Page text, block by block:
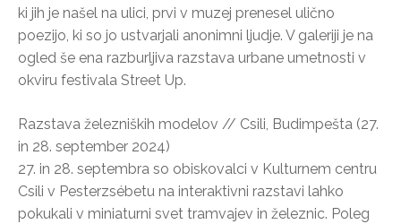
ki jih je našel na ulici, prvi v muzej prenesel ulično
poezijo, ki so jo ustvarjali anonimni ljudje. V galeriji je na
ogled še ena razburljiva razstava urbane umetnosti v
okviru festivala Street Up.
Razstava železniških modelov // Csili, Budimpešta (27.
in 28. september 2024)
27. in 28. septembra so obiskovalci v Kulturnem centru
Csili v Pesterzsébetu na interaktivni razstavi lahko
pokukali v miniaturni svet tramvajev in železnic. Poleg